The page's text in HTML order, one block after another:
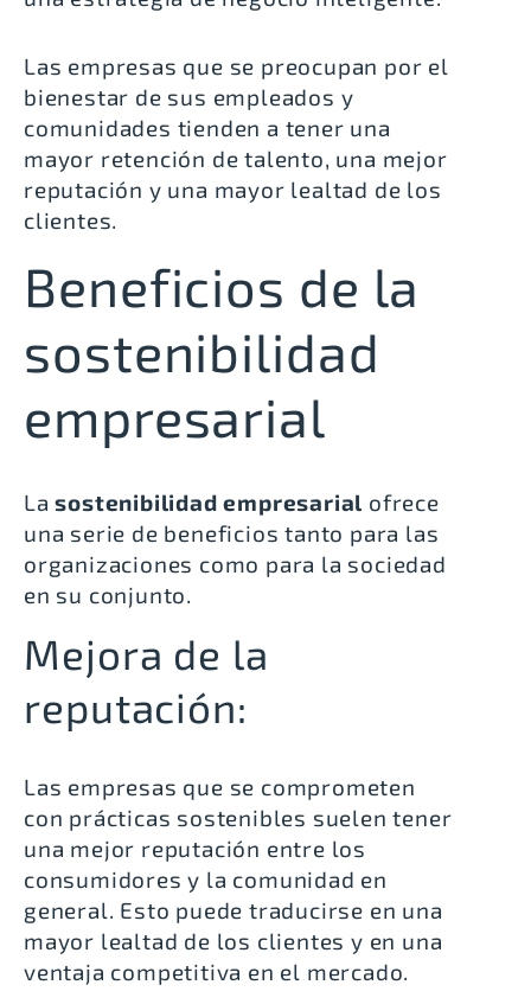
Las empresas que se preocupan por el
bienestar de sus empleados y
comunidades tienden a tener una
mayor retención de talento, una mejor
reputación y una mayor lealtad de los
clientes.
Beneficios de la
sostenibilidad
empresarial
La sostenibilidad empresarial ofrece
una serie de beneficios tanto para las
organizaciones como para la sociedad
en su conjunto.
Mejora de la
reputación:
Las empresas que se comprometen
con prácticas sostenibles suelen tener
una mejor reputación entre los
consumidores y la comunidad en
general. Esto puede traducirse en una
mayor lealtad de los clientes y en una
ventaja competitiva en el mercado.